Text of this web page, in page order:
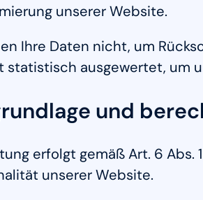
unserer Website.
Ihre Daten nicht, um
statistisch ausgewertet, um
und
erfolgt gemäß Art. 6
unserer Website.